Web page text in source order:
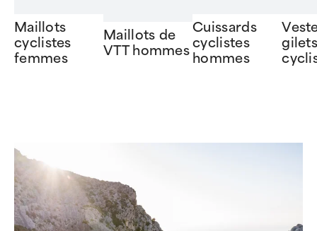
Maillots
cyclistes
femmes
Maillots de
VTT hommes
Cuissards
cyclistes
hommes